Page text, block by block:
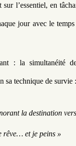
l’essentiel, en
jour avec le
: la simultanéité
sa technique de survie :
la destination
rêve… et je peins »